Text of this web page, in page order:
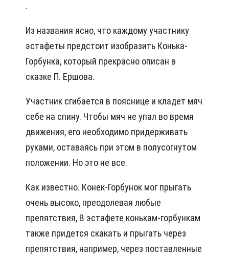
.
Из названия ясно, что каждому участнику
эстафеты предстоит изобразить Конька-
Горбунка, который прекрасно описан в
сказке П. Ершова.
Участник сгибается в пояснице и кладет мяч
себе на спину. Чтобы мяч не упал во время
движения, его необходимо придерживать
руками, оставаясь при этом в полусогнутом
положении. Но это не все.
Как известно. Конек-Горбунок мог прыгать
очень высоко, преодолевая любые
препятствия, В эстафете конькам-горбункам
также придется скакать и прыгать через
препятствия, например, через поставленные